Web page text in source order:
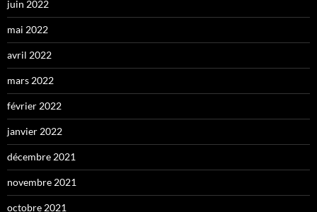
juin 2022
mai 2022
avril 2022
mars 2022
février 2022
janvier 2022
décembre 2021
novembre 2021
octobre 2021